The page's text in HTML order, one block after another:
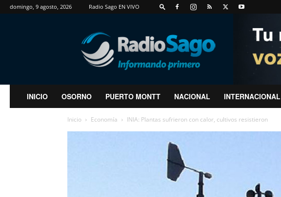
domingo, 9 agosto, 2026 Radio Sago EN VIVO
RadioSago
INICIO OSORNO PUERTO MONTT NACIONAL INTERNACIONAL
Inicio Economía INIA: Plantas sufrieron con calor, cultivos resistieron